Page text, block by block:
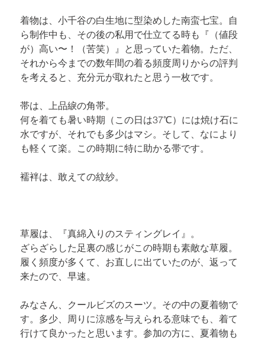
着物は、小千谷の白生地に型染めした南蛮七宝。 自
ら制作中も、その後の私用で仕立てる時も『（値段
が）高い〜！（苦笑）』と思っていた着物。 ただ、
それから今までの数年間の着る頻度周りからの評判
を考えると、充分元が取れたと思う一枚です。
何を着ても暑い時期（この日は37℃）には焼け石に
水ですが、それでも多少はマシ。 そして、なにより
も軽くて楽。この時期に特に助かる帯です。
襦袢は、敢えての紋紗。
ざらざらした足裏の感じがこの時期も素敵な草履。
履く頻度が多くて、お直しに出ていたのが、返って
来たので、早速。
みなさん、クールビズのスーツ。 その中の夏着物で
す。 多少、周りに涼感を与えられる意味でも、着て
行けて良かったと思います。参加の方に、夏着物も